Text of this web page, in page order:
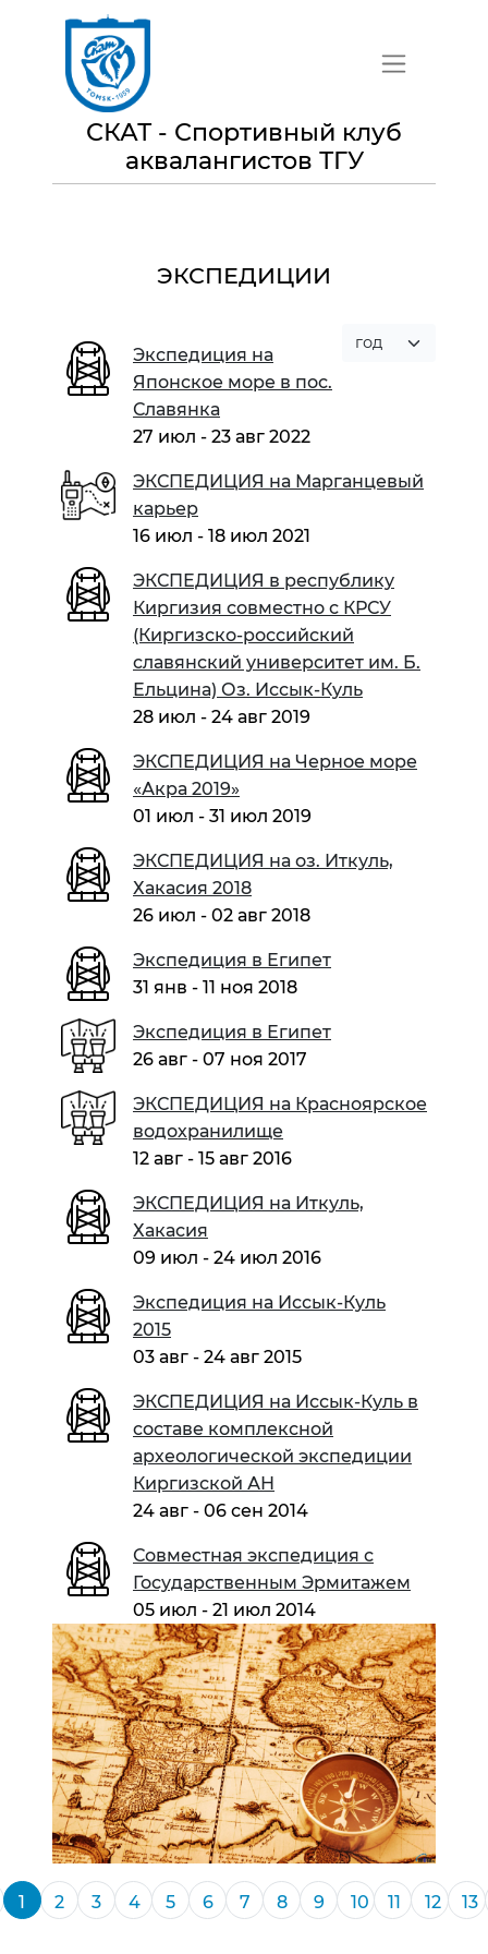
СКАТ - Спортивный клуб
аквалангистов ТГУ
ЭКСПЕДИЦИИ
Экспедиция на
Японское море в пос.
Славянка
27 июл - 23 авг 2022
ЭКСПЕДИЦИЯ на Марганцевый
карьер
16 июл - 18 июл 2021
ЭКСПЕДИЦИЯ в республику
Киргизия совместно с КРСУ
(Киргизско-российский
славянский университет им. Б.
Ельцина) Оз. Иссык-Куль
28 июл - 24 авг 2019
ЭКСПЕДИЦИЯ на Черное море
«Акра 2019»
01 июл - 31 июл 2019
ЭКСПЕДИЦИЯ на оз. Иткуль,
Хакасия 2018
26 июл - 02 авг 2018
Экспедиция в Египет
31 янв - 11 ноя 2018
Экспедиция в Египет
26 авг - 07 ноя 2017
ЭКСПЕДИЦИЯ на Красноярское
водохранилище
12 авг - 15 авг 2016
ЭКСПЕДИЦИЯ на Иткуль,
Хакасия
09 июл - 24 июл 2016
Экспедиция на Иссык-Куль
2015
03 авг - 24 авг 2015
ЭКСПЕДИЦИЯ на Иссык-Куль в
составе комплексной
археологической экспедиции
Киргизской АН
24 авг - 06 сен 2014
Совместная экспедиция с
Государственным Эрмитажем
05 июл - 21 июл 2014
1 2 3 4 5 6 7 8 9 10 11 12 13